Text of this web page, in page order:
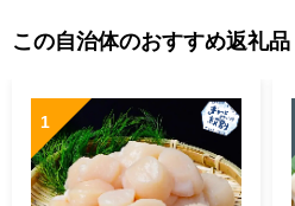
この自治体のおすすめ返礼品
1